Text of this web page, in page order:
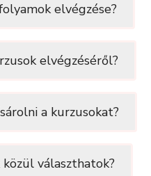
elvégzése?
elvégzéséről?
a kurzusokat?
választhatok?